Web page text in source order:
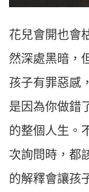
花兒會開也會
然深處黑暗，
孩子有罪惡感
是因為你做錯
的整個人生。
次詢問時，都
的解釋會讓孩